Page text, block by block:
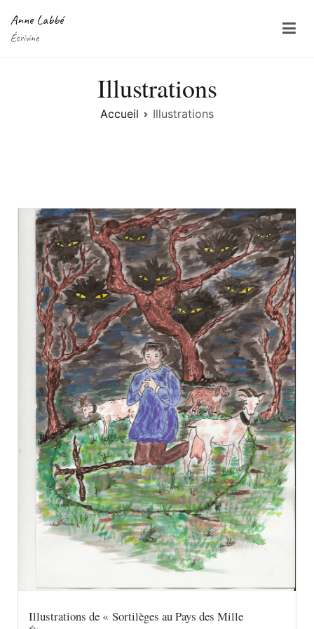
Anne Labbé
Écrivine
Illustrations
Accueil Illustrations
Illustrations de « Sortilèges au Pays des Mille